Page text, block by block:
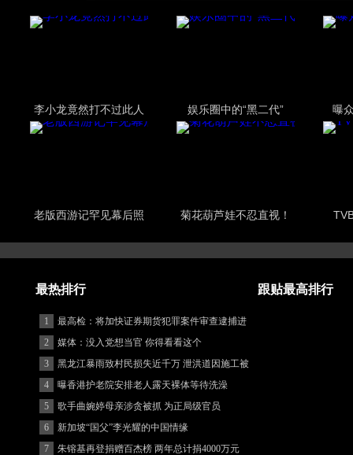
李小龙竟然打不过此人 娱乐圈中的“黑二代” 曝
老版西游记罕见幕后照 菊花葫芦娃不忍直视！
最热排行 跟贴最高排行
1
最高检：将加快证券期货犯罪案件审查逮捕进
度
2
媒体：没入党想当官 你得看看这个
3
黑龙江暴雨致村民损失近千万 泄洪道因施工被
堵
4
曝香港护老院安排老人露天裸体等待洗澡
5
歌手曲婉婷母亲涉贪被抓 为正局级官员
6
新加坡“国父”李光耀的中国情缘
7
朱镕基再登捐赠百杰榜 两年总计捐4000万元